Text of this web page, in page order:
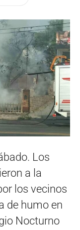
Los
a la
los vecinos
de humo en
Nocturno